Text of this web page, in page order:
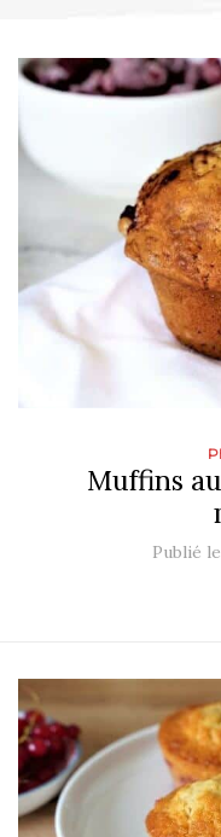
Muffins
Publié